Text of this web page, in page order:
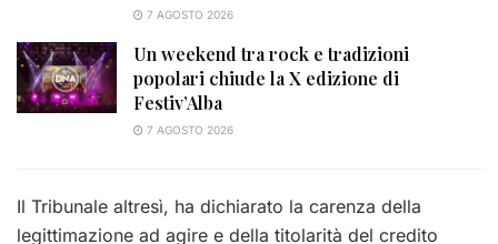
7 AGOSTO 2026
Un weekend tra rock e tradizioni
popolari chiude la X edizione di
Festiv’Alba
7 AGOSTO 2026
Il Tribunale altresì, ha dichiarato la carenza della
legittimazione ad agire e della titolarità del credito